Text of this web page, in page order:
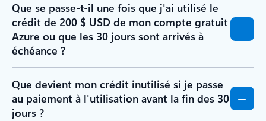
Que se passe-t-il une fois que j'ai utilisé le
crédit de 200 $ USD de mon compte gratuit
Azure ou que les 30 jours sont arrivés à
échéance ?
Que devient mon crédit inutilisé si je passe
au paiement à l'utilisation avant la fin des 30
jours ?